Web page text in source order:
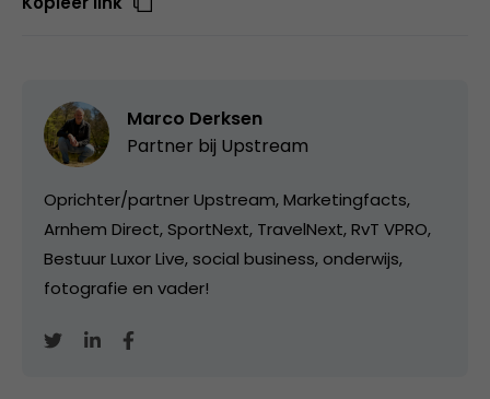
Marco Derksen
Partner bij Upstream
Oprichter/partner Upstream, Marketingfacts,
Arnhem Direct, SportNext, TravelNext, RvT VPRO,
Bestuur Luxor Live, social business, onderwijs,
fotografie en vader!